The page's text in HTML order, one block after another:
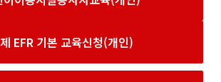
EFR 기본 교육신청(개인)